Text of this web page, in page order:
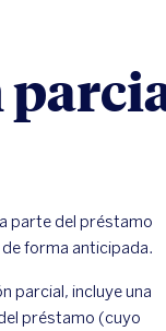
parte del préstamo
forma anticipada.
parcial, incluye una
préstamo (cuyo